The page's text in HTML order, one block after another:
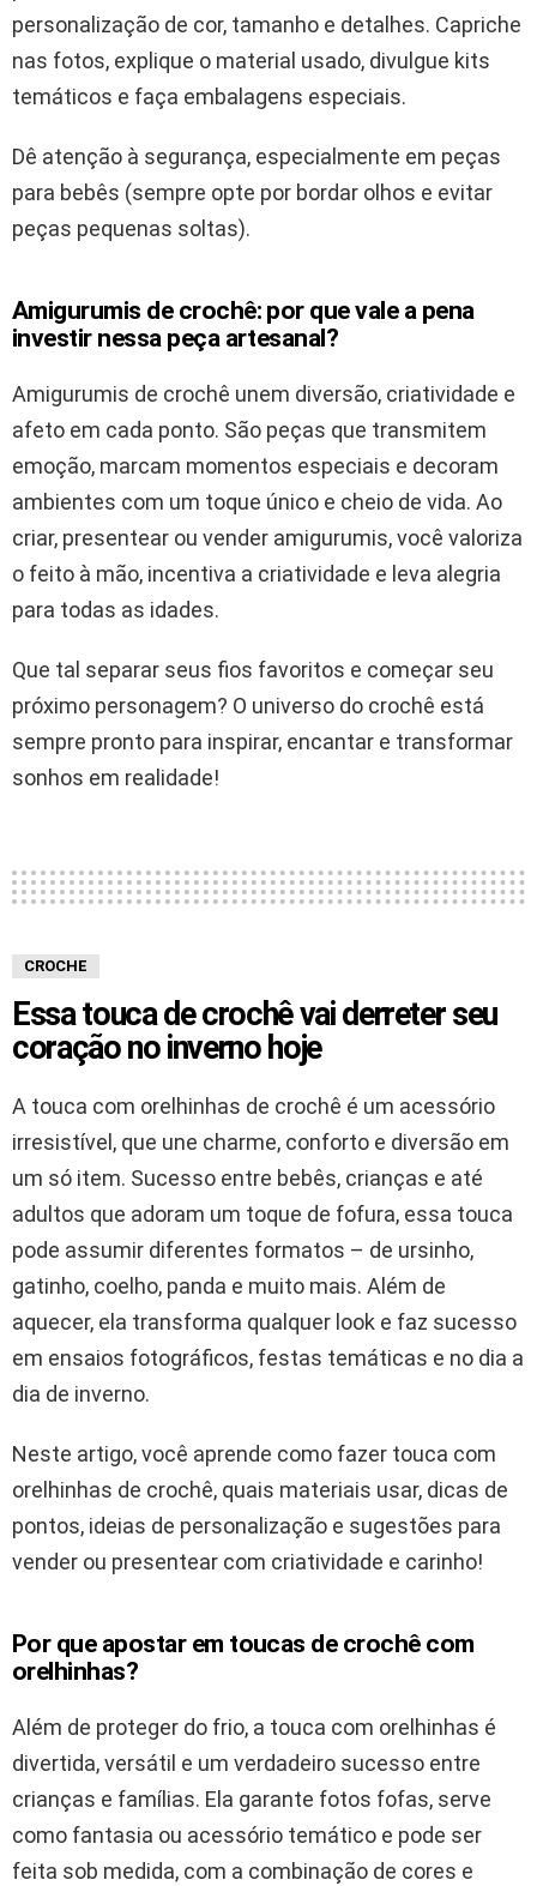
personalização de cor, tamanho e detalhes. Capriche
nas fotos, explique o material usado, divulgue kits
temáticos e faça embalagens especiais.
Dê atenção à segurança, especialmente em peças
para bebês (sempre opte por bordar olhos e evitar
peças pequenas soltas).
Amigurumis de crochê: por que vale a pena
investir nessa peça artesanal?
Amigurumis de crochê unem diversão, criatividade e
afeto em cada ponto. São peças que transmitem
emoção, marcam momentos especiais e decoram
ambientes com um toque único e cheio de vida. Ao
criar, presentear ou vender amigurumis, você valoriza
o feito à mão, incentiva a criatividade e leva alegria
para todas as idades.
Que tal separar seus fios favoritos e começar seu
próximo personagem? O universo do crochê está
sempre pronto para inspirar, encantar e transformar
sonhos em realidade!
CROCHE
Essa touca de crochê vai derreter seu
coração no inverno hoje
A touca com orelhinhas de crochê é um acessório
irresistível, que une charme, conforto e diversão em
um só item. Sucesso entre bebês, crianças e até
adultos que adoram um toque de fofura, essa touca
pode assumir diferentes formatos – de ursinho,
gatinho, coelho, panda e muito mais. Além de
aquecer, ela transforma qualquer look e faz sucesso
em ensaios fotográficos, festas temáticas e no dia a
dia de inverno.
Neste artigo, você aprende como fazer touca com
orelhinhas de crochê, quais materiais usar, dicas de
pontos, ideias de personalização e sugestões para
vender ou presentear com criatividade e carinho!
Por que apostar em toucas de crochê com
orelhinhas?
Além de proteger do frio, a touca com orelhinhas é
divertida, versátil e um verdadeiro sucesso entre
crianças e famílias. Ela garante fotos fofas, serve
como fantasia ou acessório temático e pode ser
feita sob medida, com a combinação de cores e